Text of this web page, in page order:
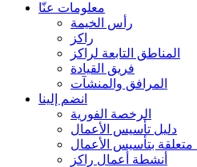
معلومات عنّا
رأس الخيمة
راكز
المناطق التابعة لراكز
فريق القيادة
المرافق والمنشآت
انضم إلينا
الرخصة الفورية
دليل تأسيس الأعمال
متعلقة بتأسيس الأعمال
أنشطة أعمال راكز